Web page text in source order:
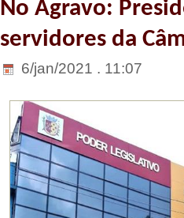
No Agravo:
servidores da
6/jan/2021 . 11:07